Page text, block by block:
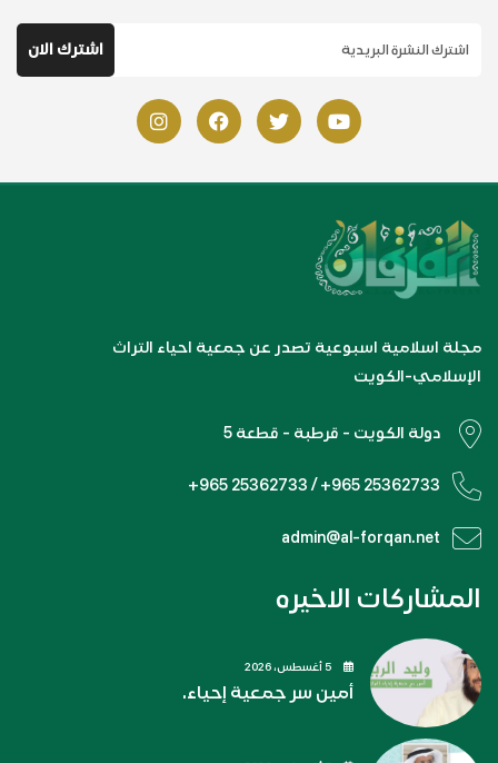
مجلة اسلامية اسبوعية تصدر عن جمعية احياء التراث
الإسلامي-الكويت
دولة الكويت - قرطبة - قطعة 5
+965 25362733 / +965 25362733
admin@al-forqan.net
المشاركات الاخيره
أمين سر جمعية إحياء.